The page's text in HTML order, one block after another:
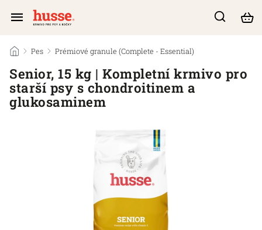
/ Pes / Prémiové granule (Complete - Essential)
Senior, 15 kg | Kompletní krmivo pro
starší psy s chondroitinem a
glukosaminem